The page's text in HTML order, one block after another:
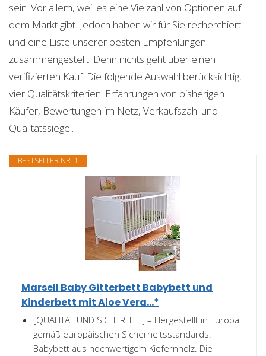
sein. Vor allem, weil es eine Vielzahl von Optionen auf
dem Markt gibt. Jedoch haben wir für Sie recherchiert
und eine Liste unserer besten Empfehlungen
zusammengestellt. Denn nichts geht über einen
verifizierten Kauf. Die folgende Auswahl berücksichtigt
vier Qualitätskriterien. Erfahrungen von bisherigen
Käufer, Bewertungen im Netz, Verkaufszahl und
Qualitätssiegel.
BESTSELLER NR. 1
Marsell Baby Gitterbett Babybett und
Kinderbett mit Aloe Vera...*
[QUALITÄT UND SICHERHEIT] – Hergestellt in Europa
gemäß europäischen Sicherheitsstandards.
Babybett aus hochwertigem Kiefernholz. Die